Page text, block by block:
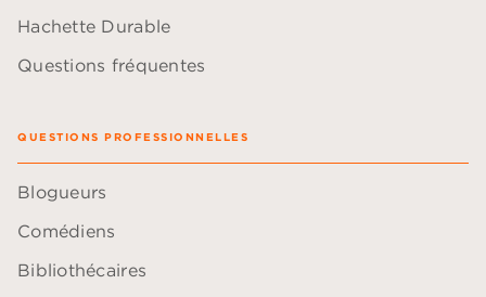
Hachette Durable
Questions fréquentes
QUESTIONS PROFESSIONNELLES
Blogueurs
Comédiens
Bibliothécaires